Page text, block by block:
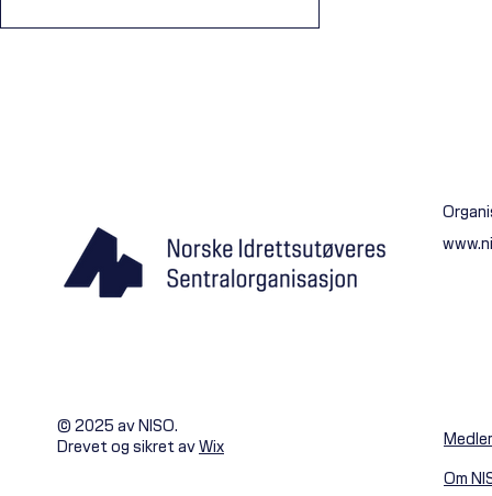
Berg fikk uvurderlig NISO-hjelp: –
Jeg hadde ingen rettigheter
© 2025 av NISO.
Drevet og sikret avWix
Om